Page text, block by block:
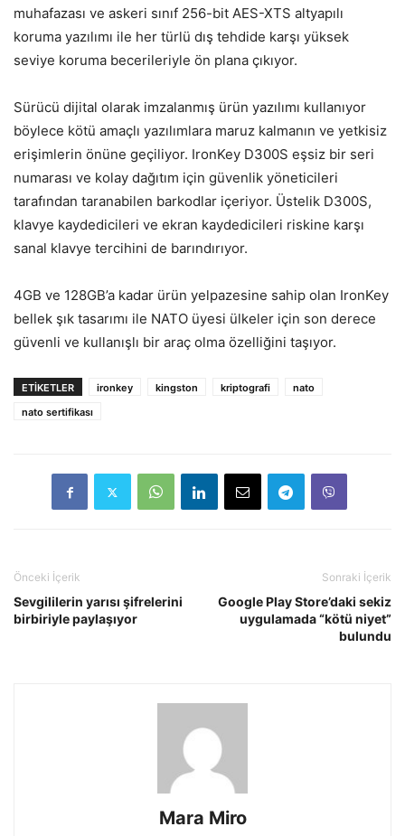
muhafazası ve askeri sınıf 256-bit AES-XTS altyapılı
koruma yazılımı ile her türlü dış tehdide karşı yüksek
seviye koruma becerileriyle ön plana çıkıyor.
Sürücü dijital olarak imzalanmış ürün yazılımı kullanıyor
böylece kötü amaçlı yazılımlara maruz kalmanın ve yetkisiz
erişimlerin önüne geçiliyor. IronKey D300S eşsiz bir seri
numarası ve kolay dağıtım için güvenlik yöneticileri
tarafından taranabilen barkodlar içeriyor. Üstelik D300S,
klavye kaydedicileri ve ekran kaydedicileri riskine karşı
sanal klavye tercihini de barındırıyor.
4GB ve 128GB’a kadar ürün yelpazesine sahip olan IronKey
bellek şık tasarımı ile NATO üyesi ülkeler için son derece
güvenli ve kullanışlı bir araç olma özelliğini taşıyor.
ETIKETLER ironkey kingston kriptografi
nato
nato sertifikası
Önceki İçerik
Sevgililerin yarısı şifrelerini
birbiriyle paylaşıyor
Sonraki İçerik
Google Play Store’daki sekiz
uygulamada “kötü niyet”
bulundu
Mara Miro